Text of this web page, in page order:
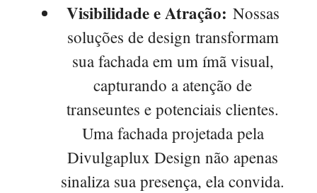
Visibilidade e Atração: Nossas
soluções de design transformam
sua fachada em um ímã visual,
capturando a atenção de
transeuntes e potenciais clientes.
Uma fachada projetada pela
Divulgaplux Design não apenas
sinaliza sua presença, ela convida.